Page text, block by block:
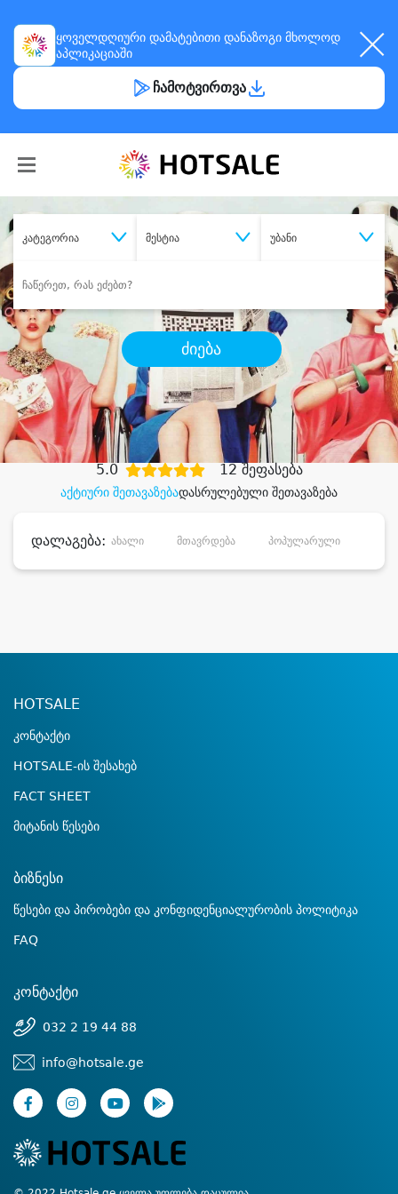
ყოველდღიური დამატებითი დანაზოგი მხოლოდ
აპლიკაციაში
ჩამოტვირთვა
კატეგორია მესტია უბანი
ძიება
შეიძინესასურველი მომსახურება
დიდი დანაზოგით
აქტიური შეთავაზებადასრულებული შეთავაზება
5.0 12 შეფასება
დალაგება: ახალი მთავრდება პოპულარული
HOTSALE
კონტაქტი
HOTSALE-ის შესახებ
FACT SHEET
მიტანის წესები
ბიზნესი
წესები და პირობები და კონფიდენციალურობის პოლიტიკა
FAQ
კონტაქტი
032 2 19 44 88
info@hotsale.ge